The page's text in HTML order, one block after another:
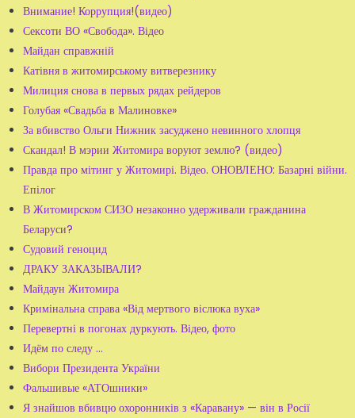
Внимание! Коррупция!(видео)
Сексоти ВО «Свобода». Відео
Майдан справжній
Катівня в житомирському витверезнику
Милиция снова в первых рядах рейдеров
Голубая «Свадьба в Малиновке»
За вбивство Ольги Нижник засуджено невинного хлопця
Скандал! В мэрии Житомира воруют землю? (видео)
Правда про мітинг у Житомирі. Відео. ОНОВЛЕНО: Базарні війни.
Епілог
В Житомирском СИЗО незаконно удерживали гражданина
Беларуси?
Судовий геноцид
ДРАКУ ЗАКАЗЫВАЛИ?
Майдаун Житомира
Кримінальна справа «Від мертвого віслюка вуха»
Перевертні в погонах дуркують. Відео, фото
Идём по следу ...
Вибори Президента України
Фальшивые «АТОшники»
Я знайшов вбивцю охоронників з «Каравану» — він в Росії